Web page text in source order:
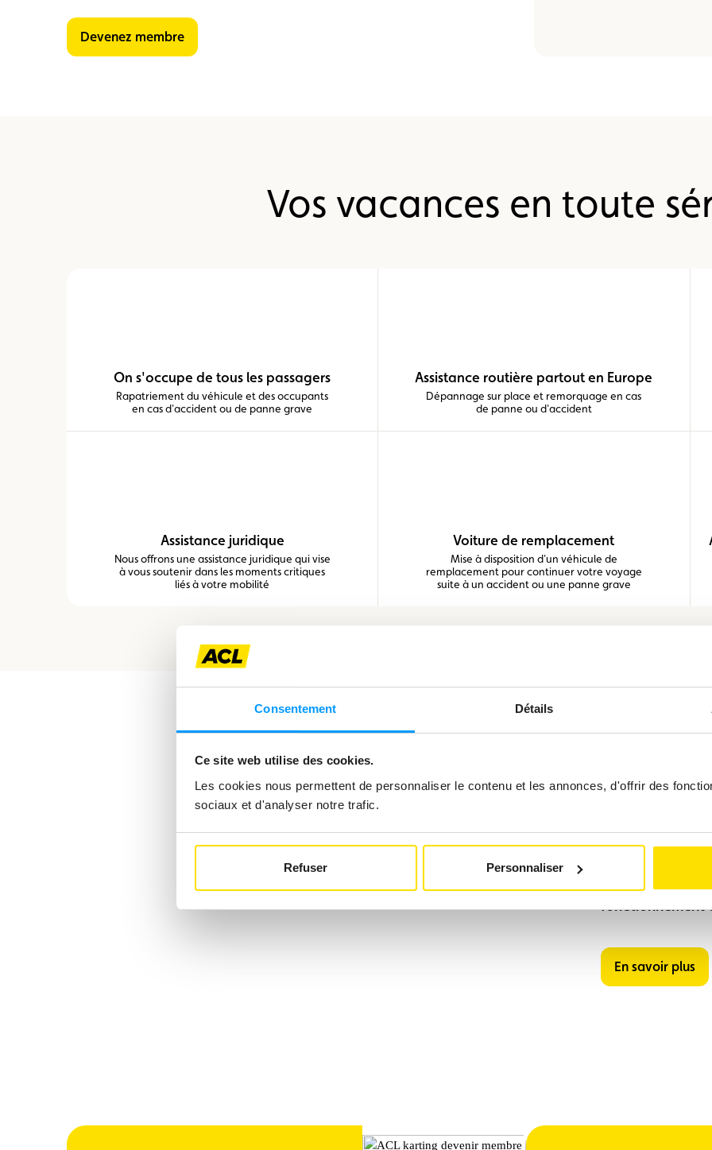
Consentement Détails
Ce site web utilise des cookies.
Les cookies nous permettent de personnaliser le contenu et les annonces, d'offrir des
sociaux et d'analyser notre trafic.
Refuser Personnaliser
Devenez membre
Vos vacances en toute
On s'occupe de tous les passagers
Rapatriement du véhicule et des occupants
en cas d'accident ou de panne grave
Assistance routière partout en Europe
Dépannage sur place et remorquage en cas
de panne ou d'accident
Assistance juridique
Nous offrons une assistance juridique qui vise
à vous soutenir dans les moments critiques
liés à votre mobilité
Voiture de remplacement
Mise à disposition d'un véhicule de
remplacement pour continuer votre voyage
suite à un accident ou une panne grave
Évitez
Voyagez
(Été/Hiver),
fonctionnement
En savoir plus